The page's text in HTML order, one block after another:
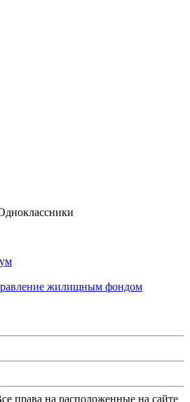
жилищным фондом
права на расположенные на сайте